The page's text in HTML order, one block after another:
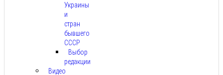
Украины
и
стран
бывшего
СССР
Выбор
редакции
Видео